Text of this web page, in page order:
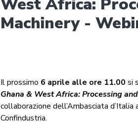
Machinery -
Il prossimo 6 aprile alle ore 11.00 si
Ghana & West Africa: Processing
collaborazione dell’Ambasciata d’Italia
Confindustria.